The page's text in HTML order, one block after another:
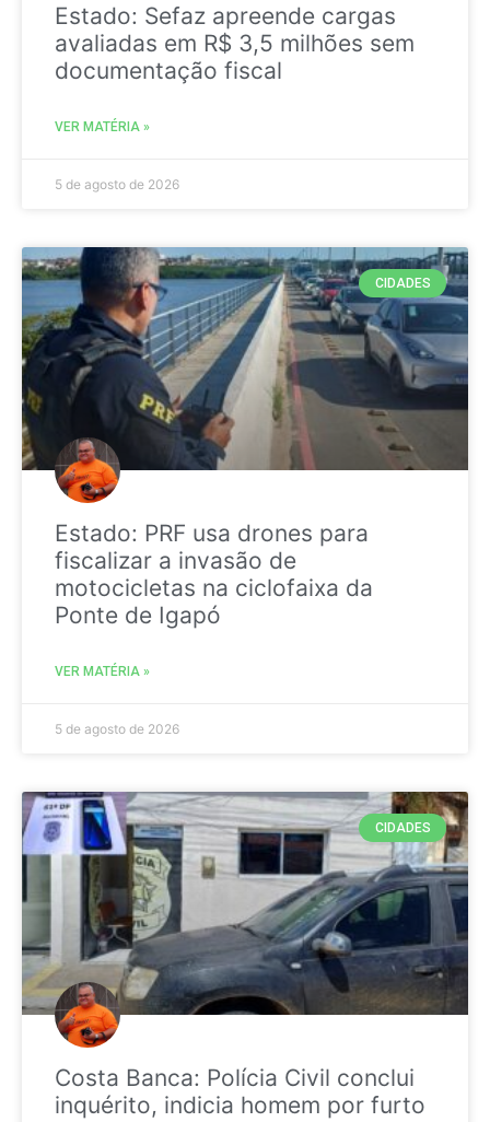
Estado: Sefaz apreende cargas
avaliadas em R$ 3,5 milhões sem
documentação fiscal
VER MATÉRIA »
5 de agosto de 2026
CIDADES
Estado: PRF usa drones para
fiscalizar a invasão de
motocicletas na ciclofaixa da
Ponte de Igapó
VER MATÉRIA »
5 de agosto de 2026
CIDADES
Costa Banca: Polícia Civil conclui
inquérito, indicia homem por furto